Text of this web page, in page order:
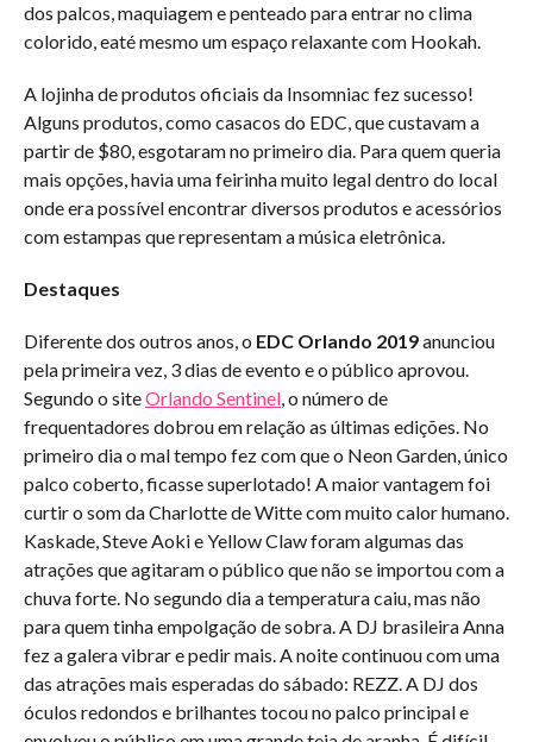
dos palcos, maquiagem e penteado para entrar no clima
colorido, eaté mesmo um espaço relaxante com Hookah.
A lojinha de produtos oficiais da Insomniac fez sucesso!
Alguns produtos, como casacos do EDC, que custavam a
partir de $80, esgotaram no primeiro dia. Para quem queria
mais opções, havia uma feirinha muito legal dentro do local
onde era possível encontrar diversos produtos e acessórios
com estampas que representam a música eletrônica.
Destaques
Diferente dos outros anos, o EDC Orlando 2019anunciou
pela primeira vez, 3 dias de evento e o público aprovou.
Segundo o siteOrlando Sentinel, o número de
frequentadores dobrou em relação as últimas edições. No
primeiro dia o mal tempo fez com que o Neon Garden, único
palco coberto, ficasse superlotado! A maior vantagem foi
curtir o som da Charlotte de Witte com muito calor humano.
Kaskade, Steve Aoki e Yellow Claw foram algumas das
atrações que agitaram o público que não se importou com a
chuva forte. No segundo dia a temperatura caiu, mas não
para quem tinha empolgação de sobra. A DJ brasileira Anna
fez a galera vibrar e pedir mais. A noite continuou com uma
das atrações mais esperadas do sábado: REZZ. A DJ dos
óculos redondos e brilhantes tocou no palco principal e